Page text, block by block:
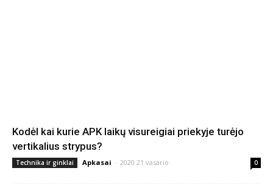
Kodėl kai kurie APK laikų visureigiai priekyje turėjo
vertikalius strypus?
Technika ir ginklai Apkasai - 2020 21 vasario 0